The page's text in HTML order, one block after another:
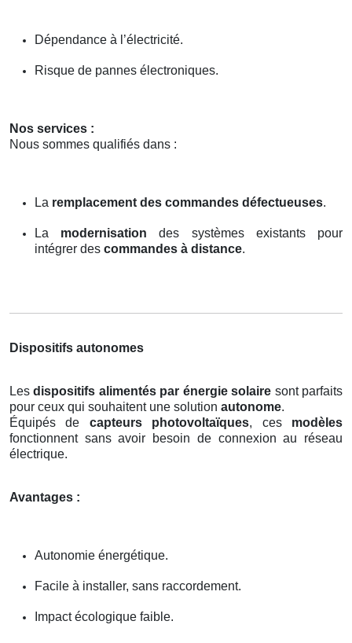
Dépendance à l’électricité.
Risque de pannes électroniques.
Nos services :
Nous sommes qualifiés dans :
La remplacement des commandes défectueuses.
La modernisation des systèmes existants pour
intégrer des commandes à distance.
Dispositifs autonomes
Lesdispositifs alimentés par énergie solaire sont parfaits
pour ceux qui souhaitent une solution autonome.
Équipés de capteurs photovoltaïques, ces modèles
fonctionnent sans avoir besoin de connexion au réseau
électrique.
Avantages :
Autonomie énergétique.
Facile à installer, sans raccordement.
Impact écologique faible.